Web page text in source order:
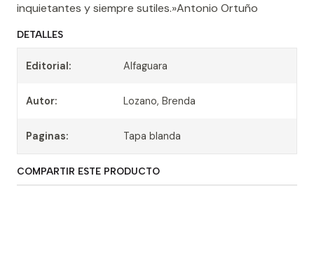
inquietantes y siempre sutiles.»Antonio Ortuño
DETALLES
Editorial: Alfaguara
Autor: Lozano, Brenda
Paginas: Tapa blanda
COMPARTIR ESTE PRODUCTO